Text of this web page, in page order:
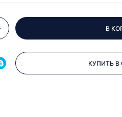
В
КУПИТЬ